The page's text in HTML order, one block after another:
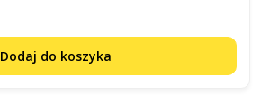
Dodaj do koszyka